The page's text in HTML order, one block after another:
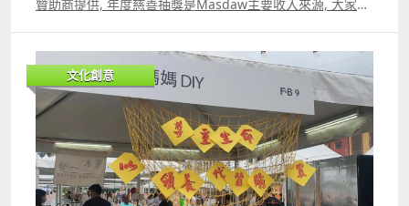
贊助商提供, 年度慈善抽獎是Masdaw主要收入來源, 大家可
的方法如下 購買慈善獎券 發售慈善獎券 宣傳慈善獎券 另外
今次塔石藝墟除了Aki.ceramic的義賣之外, 也感謝Pettimes
在MO101幫忙發售MASDAW慈善獎券, 如果大家有更多分銷
慈善獎券的方式請聯絡Masdaw
httpswww.facebook.commasdawislove 另可以支持121隻
狗可捐款到以下賬戶, 將收據發送至 info@masdaw.org 中
銀澳門幣 181301200247334 BNU 澳門幣 9012686823
Mpay二維碼
文化創意